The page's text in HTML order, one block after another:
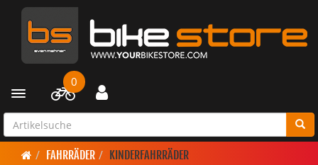
Toggle navigation
0
FAHRRÄDER KINDERFAHRRÄDER